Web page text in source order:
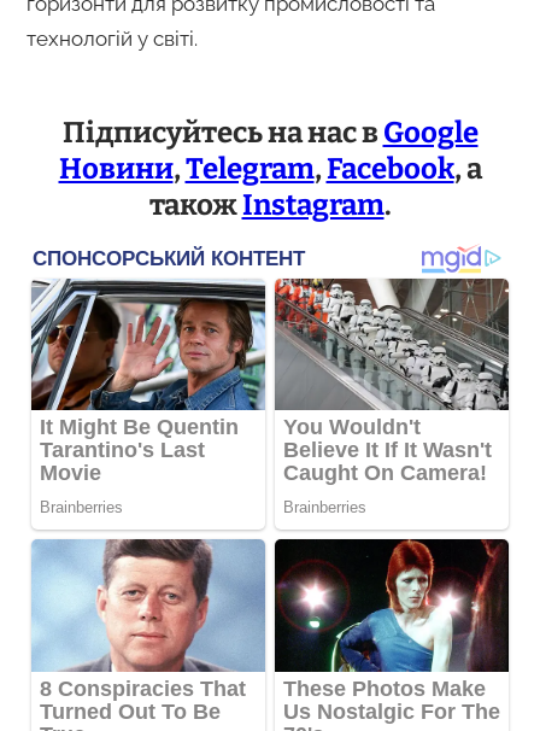
технологій у світі.
Підписуйтесь на нас вGoogle
Новини,Telegram,Facebook, а
такожInstagram.